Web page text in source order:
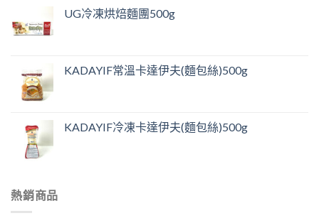
UG冷凍烘焙麵團500g
KADAYIF常溫卡達伊夫(麵包絲)500g
KADAYIF冷凍卡達伊夫(麵包絲)500g
熱銷商品